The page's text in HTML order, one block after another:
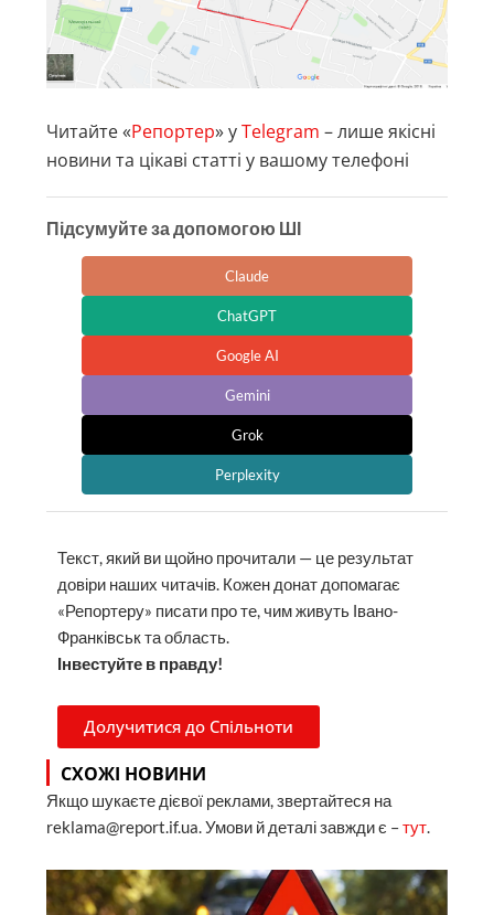
Читайте «Репортер» уTelegram – лише якісні
новини та цікаві статті у вашому телефоні
Підсумуйте за допомогою ШІ
Claude
ChatGPT
Google AI
Gemini
Grok
Perplexity
Текст, який ви щойно прочитали — це результат
довіри наших читачів. Кожен донат допомагає
«Репортеру» писати про те, чим живуть Івано-
Франківськ та область.
Інвестуйте в правду!
Долучитися до Спільноти
СХОЖІ НОВИНИ
Якщо шукаєте дієвої реклами, звертайтеся на
reklama@report.if.ua. Умови й деталі завжди є –тут.